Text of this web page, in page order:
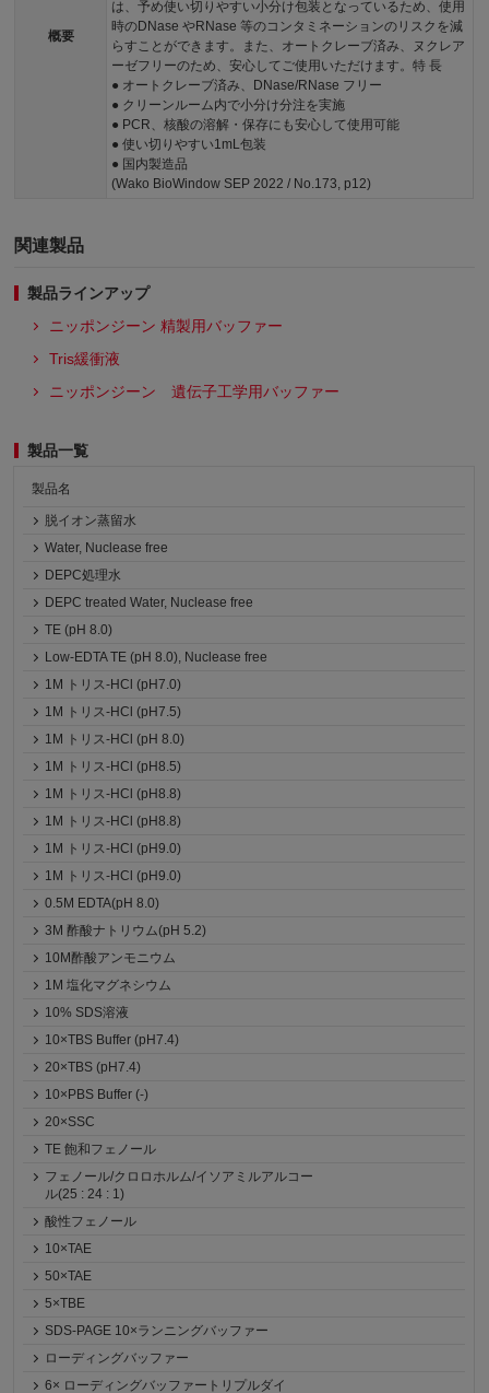
概要
は、予め使い切りやすい小分け包装となっているため、使用
時のDNase やRNase 等のコンタミネーションのリスクを減
らすことができます。また、オートクレーブ済み、ヌクレア
ーゼフリーのため、安心してご使用いただけます。特 長
● オートクレーブ済み、DNase/RNase フリー
● クリーンルーム内で小分け分注を実施
● PCR、核酸の溶解・保存にも安心して使用可能
● 使い切りやすい1mL包装
● 国内製造品
(Wako BioWindow SEP 2022 / No.173, p12)
関連製品
製品ラインアップ
ニッポンジーン 精製用バッファー
Tris緩衝液
ニッポンジーン 遺伝子工学用バッファー
製品一覧
製品名
脱イオン蒸留水
Water, Nuclease free
DEPC処理水
DEPC treated Water, Nuclease free
TE (pH 8.0)
Low-EDTA TE (pH 8.0), Nuclease free
1M トリス-HCl (pH7.0)
1M トリス-HCl (pH7.5)
1M トリス-HCl (pH 8.0)
1M トリス-HCl (pH8.5)
1M トリス-HCl (pH8.8)
1M トリス-HCl (pH8.8)
1M トリス-HCl (pH9.0)
1M トリス-HCl (pH9.0)
0.5M EDTA(pH 8.0)
3M 酢酸ナトリウム(pH 5.2)
10M酢酸アンモニウム
1M 塩化マグネシウム
10% SDS溶液
10×TBS Buffer (pH7.4)
20×TBS (pH7.4)
10×PBS Buffer (-)
20×SSC
TE 飽和フェノール
フェノール/クロロホルム/イソアミルアルコー
ル(25 : 24 : 1)
酸性フェノール
10×TAE
50×TAE
5×TBE
SDS-PAGE 10×ランニングバッファー
ローディングバッファー
6× ローディングバッファートリプルダイ